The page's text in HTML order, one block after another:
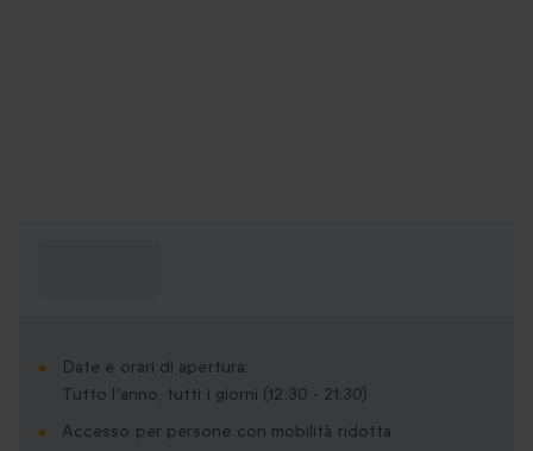
Date e orari di apertura:
Tutto l'anno, tutti i giorni (12:30 - 21:30)
Accesso per persone con mobilità ridotta